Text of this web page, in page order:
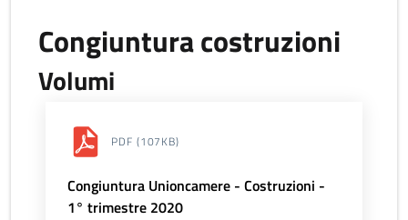
Congiuntura costruzioni
Volumi
PDF (107KB)
Congiuntura Unioncamere - Costruzioni -
1° trimestre 2020